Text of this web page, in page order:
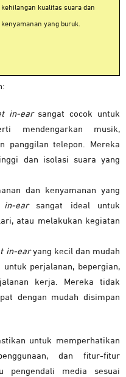
kehilangan kualitas suara dan
kenyamanan yang buruk.
in-earsangat cocok untuk
mendengarkan musik,
panggilan telepon. Mereka
dan isolasi suara yang
dan kenyamanan yang
in-earsangat ideal untuk
atau melakukan kegiatan
in-earyang kecil dan mudah
perjalanan, bepergian,
kerja. Mereka tidak
dengan mudah disimpan
untuk memperhatikan
dan fitur-fitur
pengendali media sesuai